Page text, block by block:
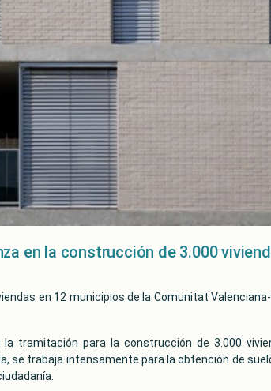
en la construcción de 3.000
en 12 municipios de la Comunitat
tramitación para la construcción de 3.000
se trabaja intensamente para la obtención de